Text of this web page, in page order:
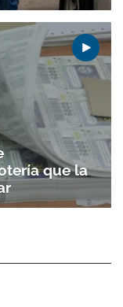
que la